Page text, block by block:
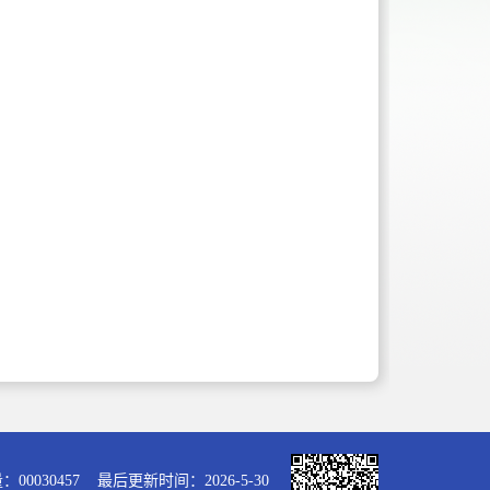
00030457 最后更新时间： 2026-5-30